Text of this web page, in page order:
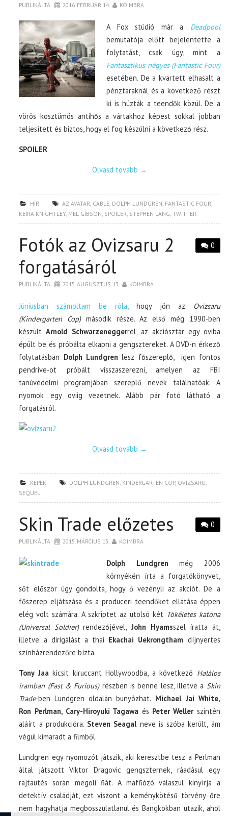
PUBLIKÁLTA 2016. FEBRUÁR 14. KOIMBRA
A Fox stúdió már a Deadpool
bemutatója előtt bejelentette a
folytatást, csak úgy, mint a
Fantasztikus négyes (Fantastic Four)
esetében. De a kvartett elhasalt a
pénztáraknál és a következő részt
ki is húzták a teendők közül. De a
vörös kosztümös antihős a vártakhoz képest sokkal jobban
teljesített és biztos, hogy el fog készülni a következő rész.
SPOILER
Olvasd tovább →
HÍR AZ AVATAR, CABLE, DOLPH LUNDGREN, FANTASTIC FOUR,
KEIRA KNIGHTLEY, MEL GIBSON, SPOILER, STEPHEN LANG,TWITTER
0
Fotók az Ovizsaru 2
forgatásáról
PUBLIKÁLTA 2015. AUGUSZTUS 13. KOIMBRA
Júniusban számoltam be róla,hogy jön az Ovizsaru
(Kindergarten Cop)második része. Az első még 1990-ben
készültArnold Schwarzeneggerrel, az akciósztár egy oviba
épült be és próbálta elkapni a gengsztereket. A DVD-n érkező
folytatásban Dolph Lundgren lesz főszereplő, igen fontos
pendrive-ot próbált visszaszerezni, amelyen az FBI
tanúvédelmi programjában szereplő nevek találhatóak. A
nyomok egy oviig vezetnek. Alább pár fotó látható a
forgatásról.
Olvasd tovább →
KÉPEK DOLPH LUNDGREN, KINDERGARTEN COP, OVIZSARU,
SEQUEL
0
Skin Trade előzetes
PUBLIKÁLTA 2015. MÁRCIUS 13. KOIMBRA
Dolph Lundgren még 2006
környékén írta a forgatókönyvet,
sőt először úgy gondolta, hogy ő vezényli az akciót. De a
főszerep eljátszása és a produceri teendőket ellátása éppen
elég volt számára. A szkriptet az utolsó kétTökéletes katona
(Universal Soldier)rendezőjével, John Hyamsszel íratta át,
illetve a dirigálást a thai Ekachai Uekrongtham díjnyertes
színházrendezőre bízta.
Tony Jaakicsit kiruccant Hollywoodba, a következő Halálos
iramban (Fast & Furious)részben is benne lesz, illetve a Skin
Trade-ben Lundgren oldalán bunyózhat. Michael Jai White,
Ron Perlman, Cary-Hiroyuki Tagawa és Peter Wellerszintén
aláírt a produkcióra. Steven Seagalneve is szóba került, ám
végül kimaradt a filmből.
Lundgren egy nyomozót játszik, aki keresztbe tesz a Perlman
által játszott Viktor Dragovic gengszternek, ráadásul egy
rajtaütés során megöli fiát. A maffiózó válaszul kinyírja a
detektív családját, ezt viszont a keménykötésű törvény őre
nem hagyhatja megbosszulatlanul és Bangkokban utazik, ahol